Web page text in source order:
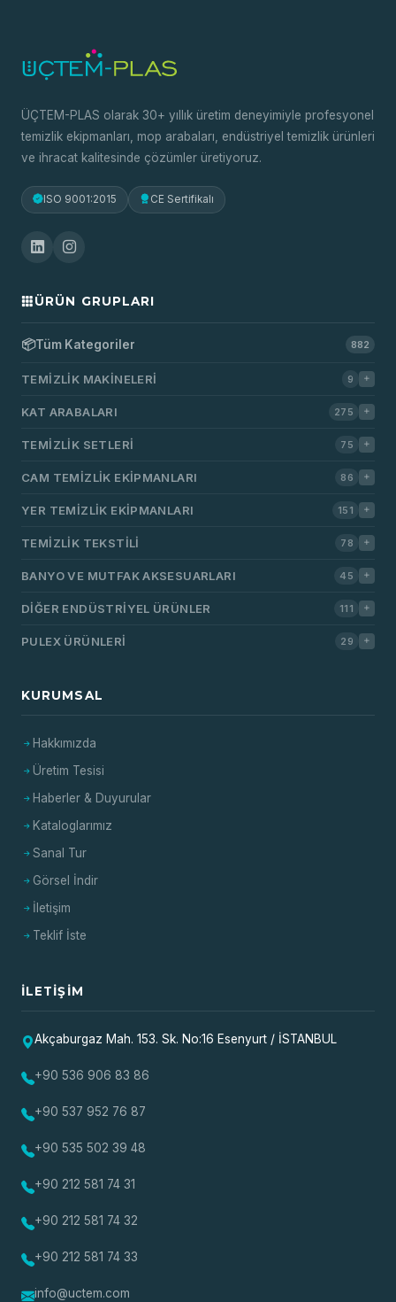
ÜÇTEM-PLAS olarak 30+ yıllık üretim deneyimiyle profesyonel
temizlik ekipmanları, mop arabaları, endüstriyel temizlik ürünleri
ve ihracat kalitesinde çözümler üretiyoruz.
ISO 9001:2015 CE Sertifikalı
ÜRÜN GRUPLARI
📦Tüm Kategoriler 882
TEMIZLIK MAKINELERI 9
KAT ARABALARI 275
TEMIZLIK SETLERI 75
CAM TEMIZLIK EKIPMANLARI 86
YER TEMIZLIK EKIPMANLARI 151
TEMIZLIK TEKSTILI 78
BANYO VE MUTFAK AKSESUARLARI 45
DIĞER ENDÜSTRIYEL ÜRÜNLER 111
PULEX ÜRÜNLERI 29
KURUMSAL
Hakkımızda
Üretim Tesisi
Haberler & Duyurular
Kataloglarımız
Sanal Tur
Görsel İndir
İletişim
Teklif İste
İLETIŞIM
Akçaburgaz Mah. 153. Sk. No:16 Esenyurt / İSTANBUL
+90 536 906 83 86
+90 537 952 76 87
+90 535 502 39 48
+90 212 581 74 31
+90 212 581 74 32
+90 212 581 74 33
info@uctem.com